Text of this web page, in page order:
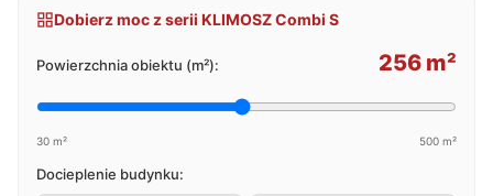
Dobierz moc z serii KLIMOSZ Combi S
Powierzchnia obiektu (m²): 256 m²
30 m² 500 m²
Docieplenie budynku: